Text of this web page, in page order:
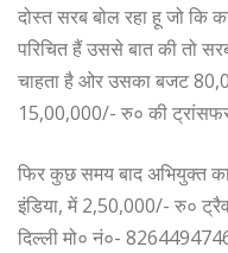
दोस्त सरब बोल रहा हू जो कि
परिचित हैं उससे बात की तो
चाहता है ओर उसका बजट
15,00,000/- रु० की
फिर कुछ समय बाद अभियुक्त
इंडिया, में 2,50,000/- रु०
दिल्ली मो० नं०-